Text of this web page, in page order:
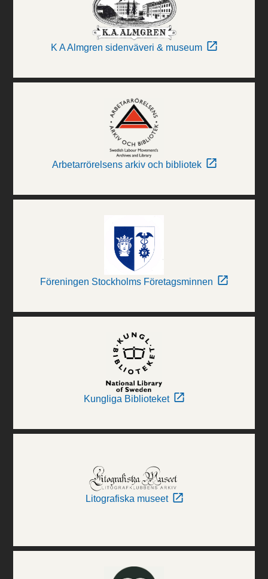
K A Almgren sidenväveri & museum
Arbetarrörelsens arkiv och bibliotek
Föreningen Stockholms Företagsminnen
Kungliga Biblioteket
Litografiska museet